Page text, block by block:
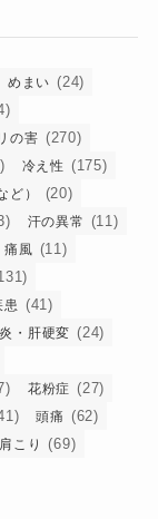
めまい (24)
の害 (270)
冷え性 (175)
ど） (20)
汗の異常 (11)
痛風 (11)
患 (41)
・肝硬変 (24)
花粉症 (27)
頭痛 (62)
こり (69)